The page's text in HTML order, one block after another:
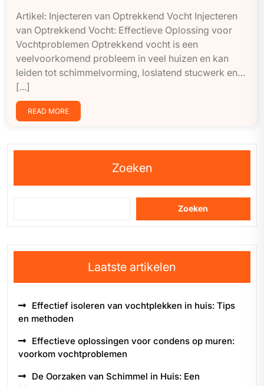
Artikel: Injecteren van Optrekkend Vocht Injecteren
van Optrekkend Vocht: Effectieve Oplossing voor
Vochtproblemen Optrekkend vocht is een
veelvoorkomend probleem in veel huizen en kan
leiden tot schimmelvorming, loslatend stucwerk en…
[...]
READ MORE
Zoeken
Zoeken
Laatste artikelen
Effectief isoleren van vochtplekken in huis: Tips
en methoden
Effectieve oplossingen voor condens op muren:
voorkom vochtproblemen
De Oorzaken van Schimmel in Huis: Een